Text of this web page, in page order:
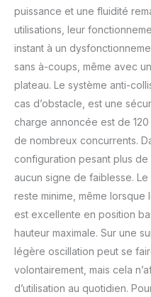
puissance et une fluidité
utilisations, leur
instant à un
sans à-coups, même avec
plateau. Le système anti-
cas d’obstacle, est une
charge annoncée est de
de nombreux concurrents.
configuration pesant plus de
aucun signe de faiblesse.
reste minime, même lorsque
est excellente en position
hauteur maximale. Sur une
légère oscillation peut se
volontairement, mais cela
d’utilisation au quotidien.